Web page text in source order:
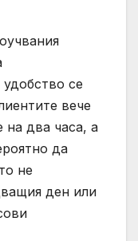
се
вече
на два часа, а
да
не
ден или